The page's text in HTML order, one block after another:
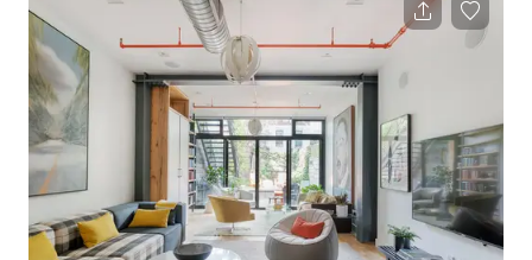
chaussée, créant un cadre inspirant pour les fonctions
d'entreprise, les rassemblements communautaires, les
expositions d'art et les performances musicales. - Salon privé
& patio extérieur : D